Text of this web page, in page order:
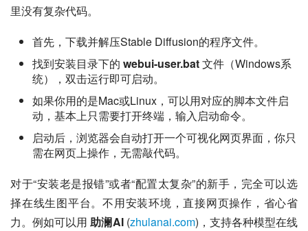
里没有复杂代码。
首先，下载并解压Stable Diffusion的程序文件。
找到安装目录下的 webui-user.bat文件（Windows系
统），双击运行即可启动。
如果你用的是Mac或Linux，可以用对应的脚本文件启
动，基本上只需要打开终端，输入启动命令。
启动后，浏览器会自动打开一个可视化网页界面，你只
需在网页上操作，无需敲代码。
对于“安装老是报错”或者“配置太复杂”的新手，完全可以选
择在线生图平台。不用安装环境，直接网页操作，省心省
力。例如可以用 助澜AI (zhulanai.com)，支持各种模型在线